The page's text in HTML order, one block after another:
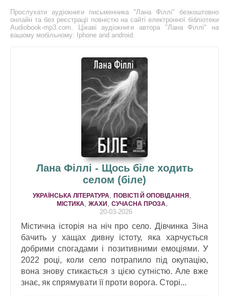
Прослухати аудіокниги письменника "Лана Філлі" безкоштовно
онлайн та без реєстрації повністю на сайті електронної бібліотеки
Audiobook-mp3.com. Цікаві аудіокниги автора "Лана Філлі" на
вашому мобільному: Iphone and android.
Лана Філлі - Щось біле ходить
селом (біле)
УКРАЇНСЬКА ЛІТЕРАТУРА ПОВІСТІ Й ОПОВІДАННЯ
МІСТИКА ЖАХИ СУЧАСНА ПРОЗА
20-03-2026
Містична історія на ніч про село. Дівчинка Зіна
бачить у хащах дивну істоту, яка харчується
добрими спогадами і позитивними емоціями. У
2022 році, коли село потрапило під окупацію,
вона знову стикається з цією сутністю. Але вже
знає, як спрямувати її проти ворога. Сторі...